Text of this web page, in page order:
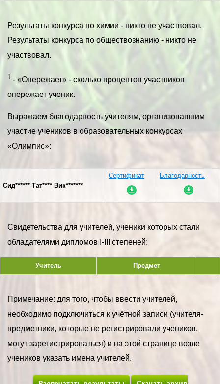
Результаты конкурса по химии - никто не участвовал.
Результаты конкурса по обществознанию - никто не
участвовал.
1 - «Опережает» - сколько процентов участников
опережает ученик.
Выражаем благодарность учителям, организовавшим
участие учеников в образовательных конкурсах
«Олимпис»:
Сид****** Тат**** Вик*******
Сертификат Благодарность
Свидетельства для учителей, ученики которых стали
обладателями дипломов I-III степеней:
Учитель Предмет
Примечание: для того, чтобы ввести учителей,
необходимо подключиться к учётной записи (учителя-
предметники, которые не регистрировали учеников,
могут зарегистрироваться) и на этой странице возле
учеников указать имена учителей.